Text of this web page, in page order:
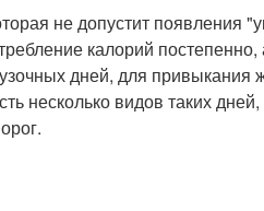
не допустит появления
калорий постепенно,
дней, для
несколько видов таких дней,